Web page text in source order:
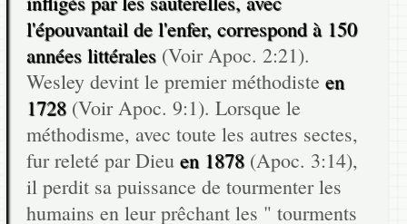
l'épouvantail de l'enfer, correspond à 150
années littérales (Voir Apoc. 2:21).
Wesley devint le premier méthodisteen
1728 (Voir Apoc. 9:1). Lorsque le
méthodisme, avec toute les autres sectes,
fur releté par Dieuen 1878 (Apoc. 3:14),
il perdit sa puissance de tourmenter les
humains en leur prêchant les " tourments